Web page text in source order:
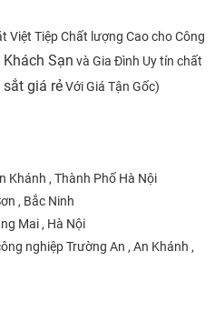
Việt Tiệp Chất lượng Cao cho Công
Khách Sạn và Gia Đình Uy tín chất
sắt giá rẻVới Giá Tận Gốc)
Khánh , Thành Phố Hà Nội
, Bắc Ninh
Mai , Hà Nội
nghiệp Trường An , An Khánh ,